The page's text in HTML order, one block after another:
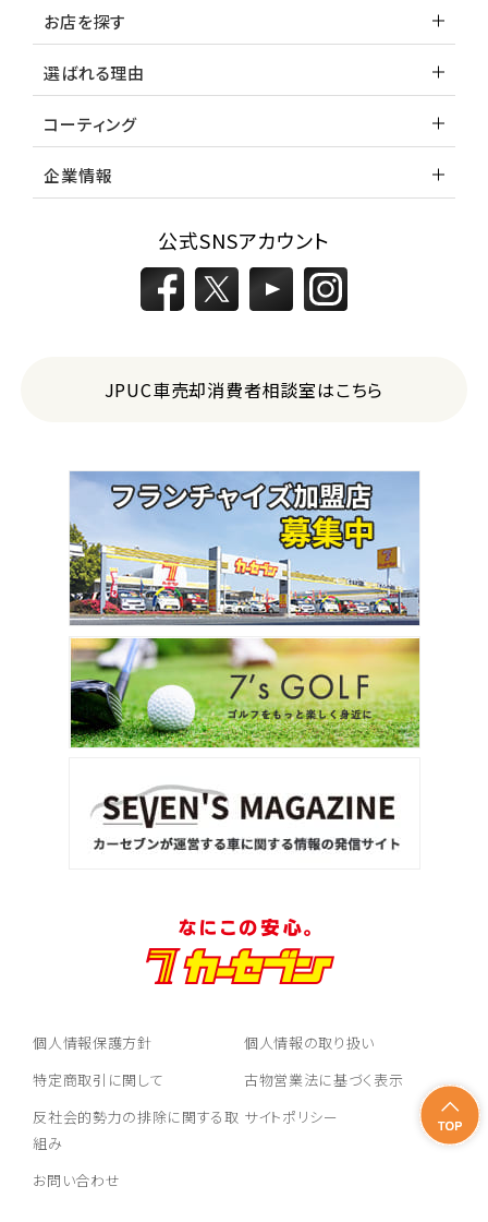
お店を探す
選ばれる理由
コーティング
企業情報
公式SNSアカウント
JPUC車売却消費者相談室はこちら
個人情報保護方針
個人情報の取り扱い
特定商取引に関して
古物営業法に基づく表示
反社会的勢力の排除に関する取
組み
サイトポリシー
お問い合わせ